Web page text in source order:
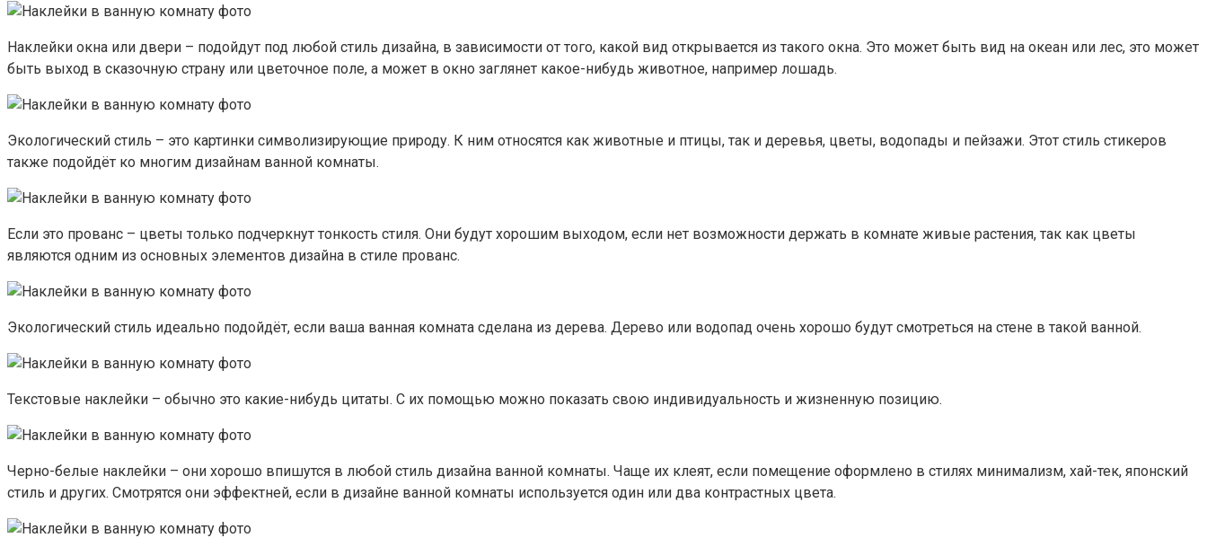
Наклейки окна или двери – подойдут под любой стиль дизайна, в зависимости от того, какой вид открывается из такого окна. Это может быть вид на океан или лес, это может
быть выход в сказочную страну или цветочное поле, а может в окно заглянет какое-нибудь животное, например лошадь.
Экологический стиль – это картинки символизирующие природу. К ним относятся как животные и птицы, так и деревья, цветы, водопады и пейзажи. Этот стиль стикеров
также подойдёт ко многим дизайнам ванной комнаты.
Если это прованс – цветы только подчеркнут тонкость стиля. Они будут хорошим выходом, если нет возможности держать в комнате живые растения, так как цветы
являются одним из основных элементов дизайна в стиле прованс.
Экологический стиль идеально подойдёт, если ваша ванная комната сделана из дерева. Дерево или водопад очень хорошо будут смотреться на стене в такой ванной.
Текстовые наклейки – обычно это какие-нибудь цитаты. С их помощью можно показать свою индивидуальность и жизненную позицию.
Черно-белые наклейки – они хорошо впишутся в любой стиль дизайна ванной комнаты. Чаще их клеят, если помещение оформлено в стилях минимализм, хай-тек, японский
стиль и других. Смотрятся они эффектней, если в дизайне ванной комнаты используется один или два контрастных цвета.